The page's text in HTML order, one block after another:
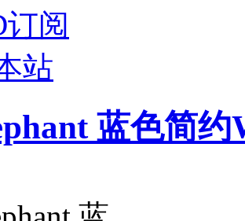
订阅
站
蓝色简约